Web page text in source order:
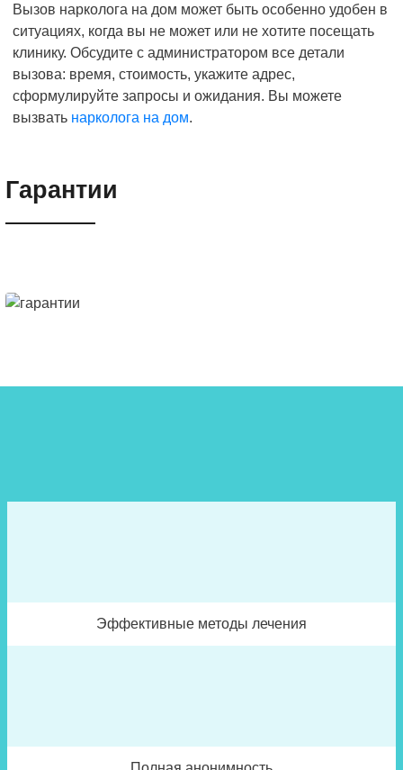
Вызов нарколога на дом может быть особенно удобен в
ситуациях, когда вы не может или не хотите посещать
клинику. Обсудите с администратором все детали
вызова: время, стоимость, укажите адрес,
сформулируйте запросы и ожидания. Вы можете
вызвать нарколога на дом.
Гарантии
Эффективные методы лечения